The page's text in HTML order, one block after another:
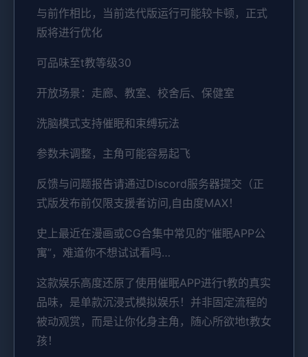
与前作相比，当前迭代版运行可能较卡顿，正式
版将进行优化
可品味至t教等级30
开放场景：走廊、教室、校舍后、保健室
洗脑模式支持催眠和束缚玩法
参数未调整，主角可能容易起飞
反馈与问题报告请通过Discord服务器提交（正
式版发布前仅限支援者访问,自由度MAX！
史上最近在漫画或CG合集中常见的“催眠APP公
寓”，难道你不想试试看吗…
这款娱乐高度还原了使用催眠APP进行t教的真实
品味，是单款沉浸式模拟娱乐！并非固定流程的
被动观赏，而是让你化身主角，随心所欲地t教女
孩！